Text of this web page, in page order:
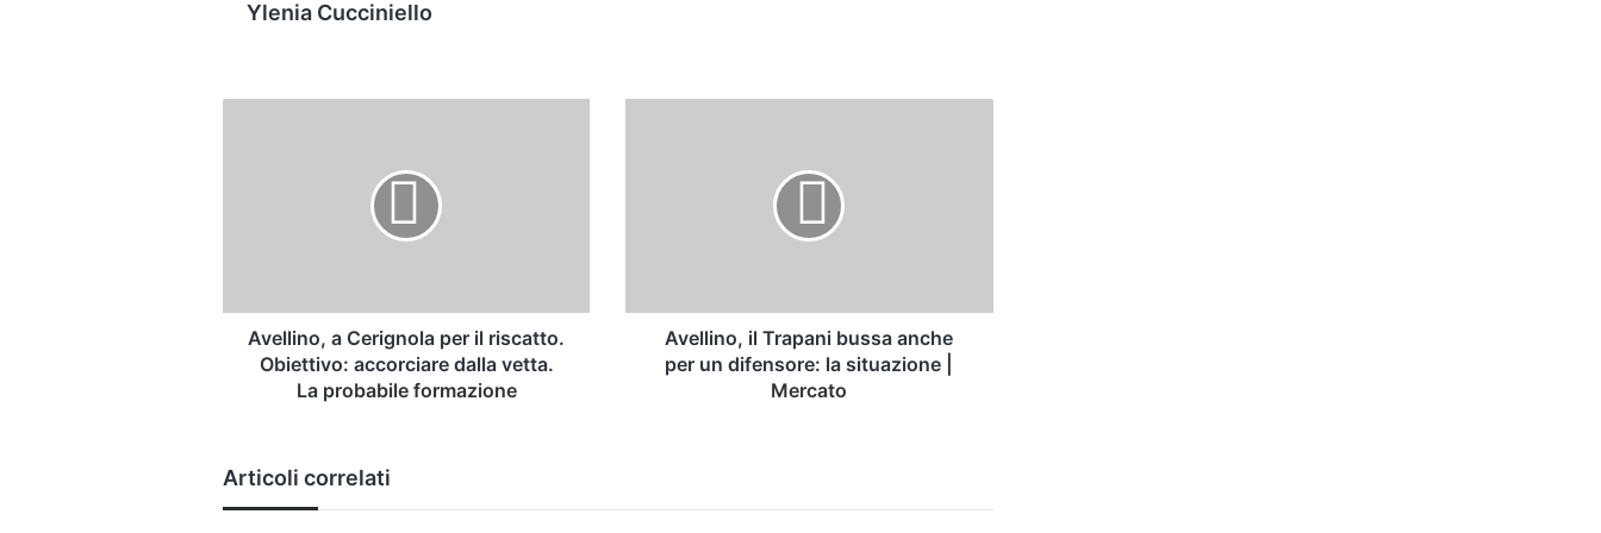
Ylenia Cucciniello
dalla
vetta.Avellino, a Cerignola per il riscatto.
Obiettivo: accorciare dalla vetta.
La probabile formazione
la
situazioneAvellino, il Trapani bussa anche
per un difensore: la situazione |
Mercato
Articoli correlati